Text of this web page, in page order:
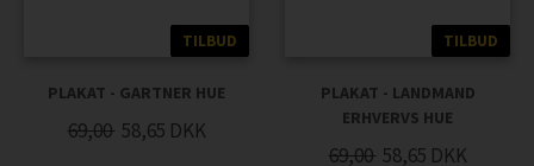
TILBUD
PLAKAT - GARTNER HUE
69,00 58,65 DKK
TILBUD
PLAKAT - LANDMAND
ERHVERVS HUE
69,00 58,65 DKK